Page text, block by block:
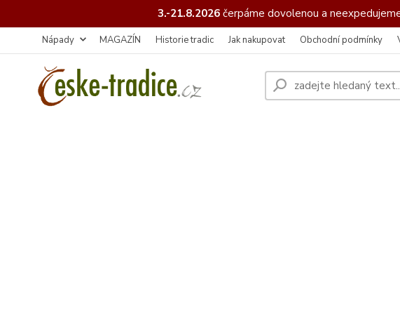
3.-21.8.2026čerpáme dovolenou a
Nápady MAGAZÍN Historie tradic Jak nakupovat Obchodní podmínky